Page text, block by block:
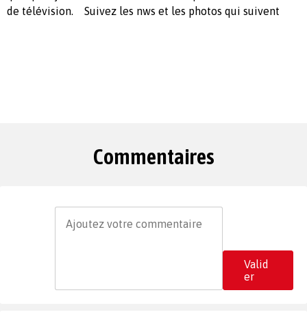
de télévision. Suivez les nws et les photos qui suivent
Commentaires
Valid
er